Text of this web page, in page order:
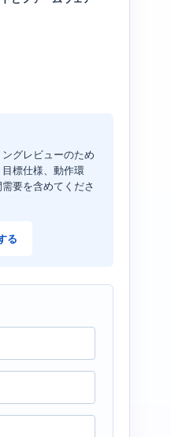
グレビューのため
標仕様、動作環
要を含めてくださ
る